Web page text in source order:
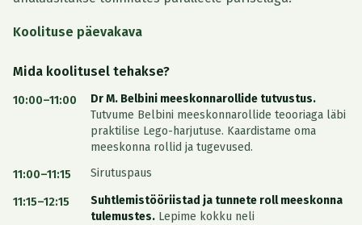
Koolituse päevakava
Mida koolitusel tehakse?
10:00–11:00
Dr M. Belbini meeskonnarollide tutvustus.
Tutvume Belbini meeskonnarollide teooriaga läbi
praktilise Lego-harjutuse. Kaardistame oma
meeskonna rollid ja tugevused.
11:00–11:15
Sirutuspaus
11:15–12:15
Suhtlemistööriistad ja tunnete roll meeskonna
tulemustes. Lepime kokku neli